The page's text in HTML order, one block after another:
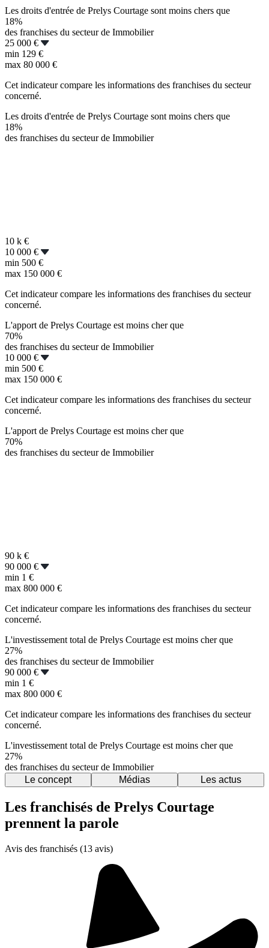
Les droits d'entrée de Prelys Courtage sont moins chers que
18%
des franchises du secteur de Immobilier
25 000 €
min 129 €
max 80 000 €
Cet indicateur compare les informations des franchises du secteur
concerné.
Les droits d'entrée de Prelys Courtage sont moins chers que
18%
des franchises du secteur de Immobilier
10 k €
10 000 €
min 500 €
max 150 000 €
Cet indicateur compare les informations des franchises du secteur
concerné.
L'apport de Prelys Courtage est moins cher que
70%
des franchises du secteur de Immobilier
10 000 €
min 500 €
max 150 000 €
Cet indicateur compare les informations des franchises du secteur
concerné.
L'apport de Prelys Courtage est moins cher que
70%
des franchises du secteur de Immobilier
90 k €
90 000 €
min 1 €
max 800 000 €
Cet indicateur compare les informations des franchises du secteur
concerné.
L'investissement total de Prelys Courtage est moins cher que
27%
des franchises du secteur de Immobilier
90 000 €
min 1 €
max 800 000 €
Cet indicateur compare les informations des franchises du secteur
concerné.
L'investissement total de Prelys Courtage est moins cher que
27%
des franchises du secteur de Immobilier
Le concept
Médias Les actus
Les franchisés de Prelys Courtage
prennent la parole
Avis des franchisés (13 avis)